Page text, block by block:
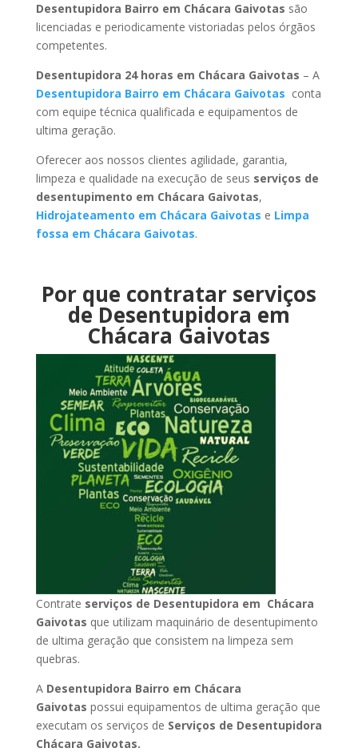
Desentupidora Bairro em Chácara Gaivotas são
licenciadas e periodicamente vistoriadas pelos órgãos
competentes.
Desentupidora 24 horas em Chácara Gaivotas – A
Desentupidora Bairro em Chácara Gaivotas conta
com equipe técnica qualificada e equipamentos de
ultima geração.
Oferecer aos nossos clientes agilidade, garantia,
limpeza e qualidade na execução de seus serviços de
desentupimento em Chácara Gaivotas,
Hidrojateamento em Chácara Gaivotas e Limpa
fossa em Chácara Gaivotas.
Por que contratar serviços
de Desentupidora em
Chácara Gaivotas
Contrate serviços de Desentupidora em Chácara
Gaivotas que utilizam maquinário de desentupimento
de ultima geração que consistem na limpeza sem
quebras.
A Desentupidora Bairro em Chácara
Gaivotas possui equipamentos de ultima geração que
executam os serviços de Serviços de Desentupidora
Chácara Gaivotas.